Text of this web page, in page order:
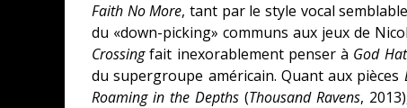
Faith No More, tant par le style vocal
du «down-picking» communs aux jeux de
Crossingfait inexorablement penser à God
du supergroupe américain. Quant aux pièces
Roaming in the Depths (Thousand Ravens,